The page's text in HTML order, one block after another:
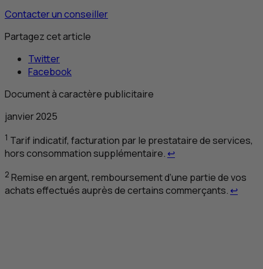
Contacter un conseiller
Partagez cet article
Twitter
Facebook
Document à caractère publicitaire
janvier 2025
1 Tarif indicatif, facturation par le prestataire de services,
hors consommation supplémentaire. ↩Retour au renvoi 1
2 Remise en argent, remboursement d’une partie de vos
achats effectués auprès de certains commerçants. ↩